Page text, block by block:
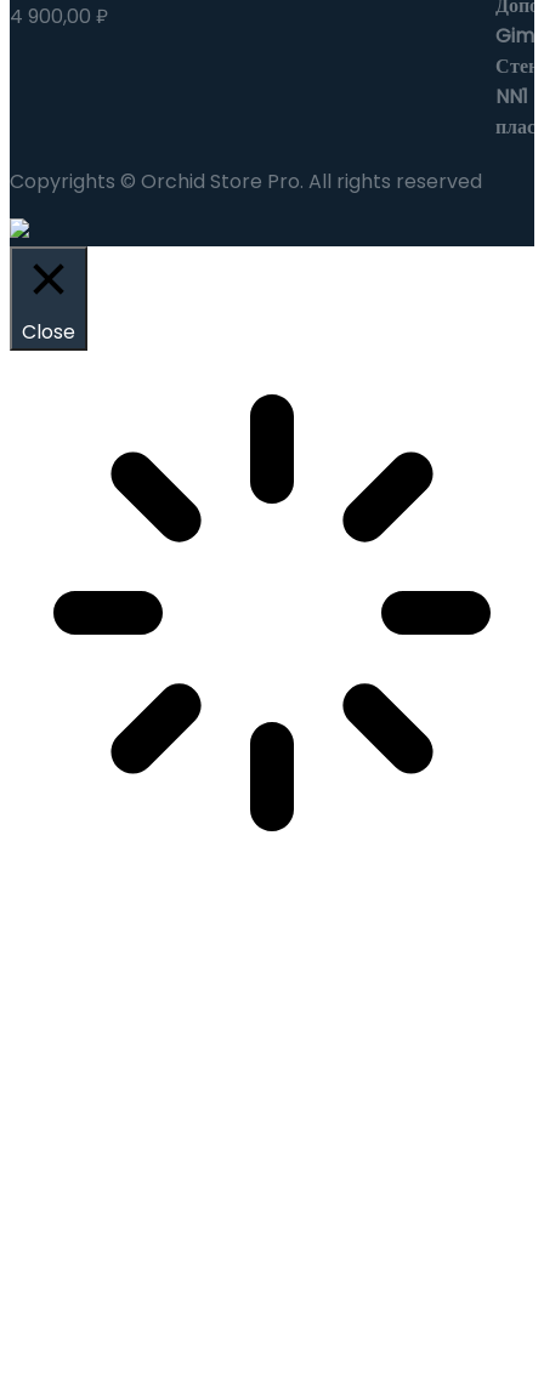
4 900,00 ₽
Copyrights © Orchid Store Pro. All rights reserved
Close